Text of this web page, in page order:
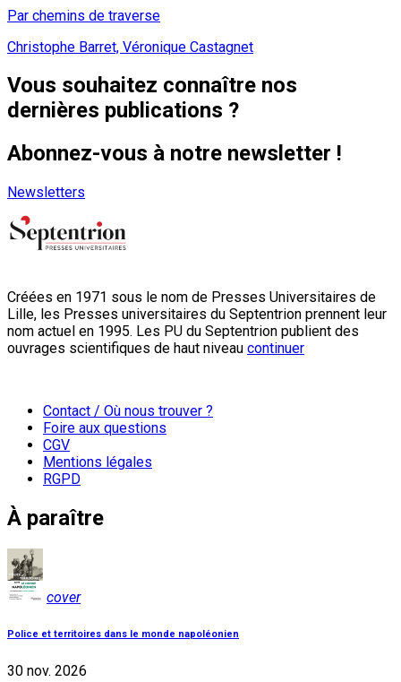
Par chemins de traverse
Christophe Barret, Véronique Castagnet
Vous souhaitez connaître nos
dernières publications ?
Abonnez-vous à notre newsletter !
Newsletters
Créées en 1971 sous le nom de Presses Universitaires de
Lille, les Presses universitaires du Septentrion prennent leur
nom actuel en 1995. Les PU du Septentrion publient des
ouvrages scientifiques de haut niveau continuer
Contact / Où nous trouver ?
Foire aux questions
CGV
Mentions légales
RGPD
À paraître
cover
Police et territoires dans le monde napoléonien
30 nov. 2026